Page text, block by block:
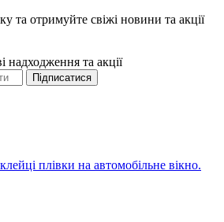
та отримуйте свіжі новини та акції
надходження та акції
плівки на автомобільне вікно.